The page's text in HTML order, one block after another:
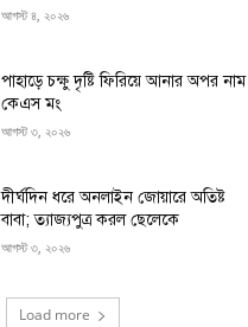
আগস্ট ৪, ২০২৬
পাহাড়ে চক্ষু দৃষ্টি ফিরিয়ে আনার অপর নাম
কেএস মং
আগস্ট ৩, ২০২৬
দীর্ঘদিন ধরে অনলাইন জোয়ারে অতিষ্ট
বাবা; ত্যাজ্যপুত্র করল ছেলেকে
আগস্ট ৩, ২০২৬
Load more